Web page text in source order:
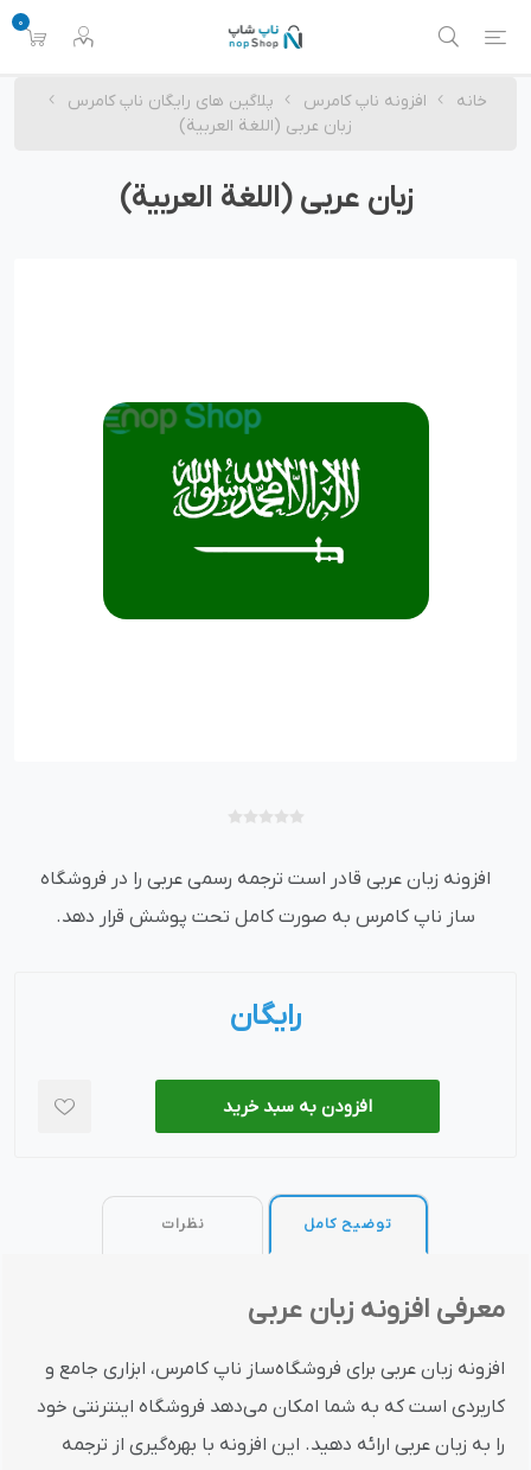
0
خانه افزونه ناپ کامرس
پلاگین های رایگان ناپ کامرس
زبان عربی (اللغة العربية)
زبان عربی (اللغة العربية)
افزونه زبان عربی قادر است ترجمه رسمی عربی را در فروشگاه
ساز ناپ کامرس به صورت کامل تحت پوشش قرار دهد.
رایگان
افزودن به سبد خرید
توضیح کامل نظرات
معرفی افزونه زبان عربی
افزونه زبان عربی برای فروشگاه‌ساز ناپ کامرس، ابزاری جامع و
کاربردی است که به شما امکان می‌دهد فروشگاه اینترنتی خود
را به زبان عربی ارائه دهید. این افزونه با بهره‌گیری از ترجمه